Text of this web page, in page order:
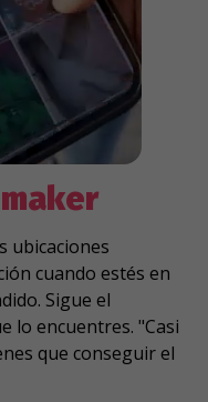
ubicaciones
cuando estés en
Sigue el
lo encuentres. "Casi
que conseguir el